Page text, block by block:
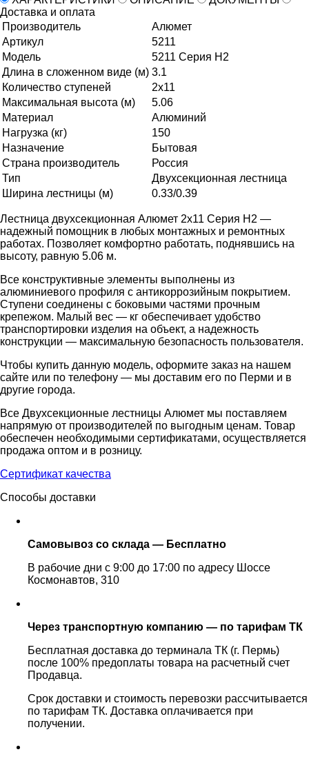
Доставка и оплата
Производитель
Алюмет
Артикул
5211
Модель
5211 Серия H2
Длина в сложенном виде (м) 3.1
Количество ступеней
2х11
Максимальная высота (м)
5.06
Материал
Алюминий
Нагрузка (кг)
150
Назначение
Бытовая
Страна производитель
Россия
Тип
Двухсекционная лестница
Ширина лестницы (м)
0.33/0.39
Лестница двухсекционная Алюмет 2х11 Серия H2 —
надежный помощник в любых монтажных и ремонтных
работах. Позволяет комфортно работать, поднявшись на
высоту, равную 5.06 м.
Все конструктивные элементы выполнены из
алюминиевого профиля с антикоррозийным покрытием.
Ступени соединены с боковыми частями прочным
крепежом. Малый вес — кг обеспечивает удобство
транспортировки изделия на объект, а надежность
конструкции — максимальную безопасность пользователя.
Чтобы купить данную модель, оформите заказ на нашем
сайте или по телефону — мы доставим его по Перми и в
другие города.
Все Двухсекционные лестницы Алюмет мы поставляем
напрямую от производителей по выгодным ценам. Товар
обеспечен необходимыми сертификатами, осуществляется
продажа оптом и в розницу.
Сертификат качества
Способы доставки
Самовывоз со склада — Бесплатно
В рабочие дни с 9:00 до 17:00 по адресу Шоссе
Космонавтов, 310
Через транспортную компанию — по тарифам ТК
Бесплатная доставка до терминала ТК (г. Пермь)
после 100% предоплаты товара на расчетный счет
Продавца.
Срок доставки и стоимость перевозки рассчитывается
по тарифам ТК. Доставка оплачивается при
получении.